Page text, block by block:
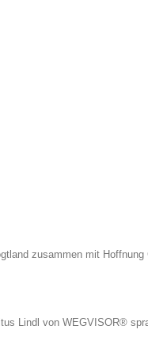
zusammen mit
Lindl von WEGVISOR®